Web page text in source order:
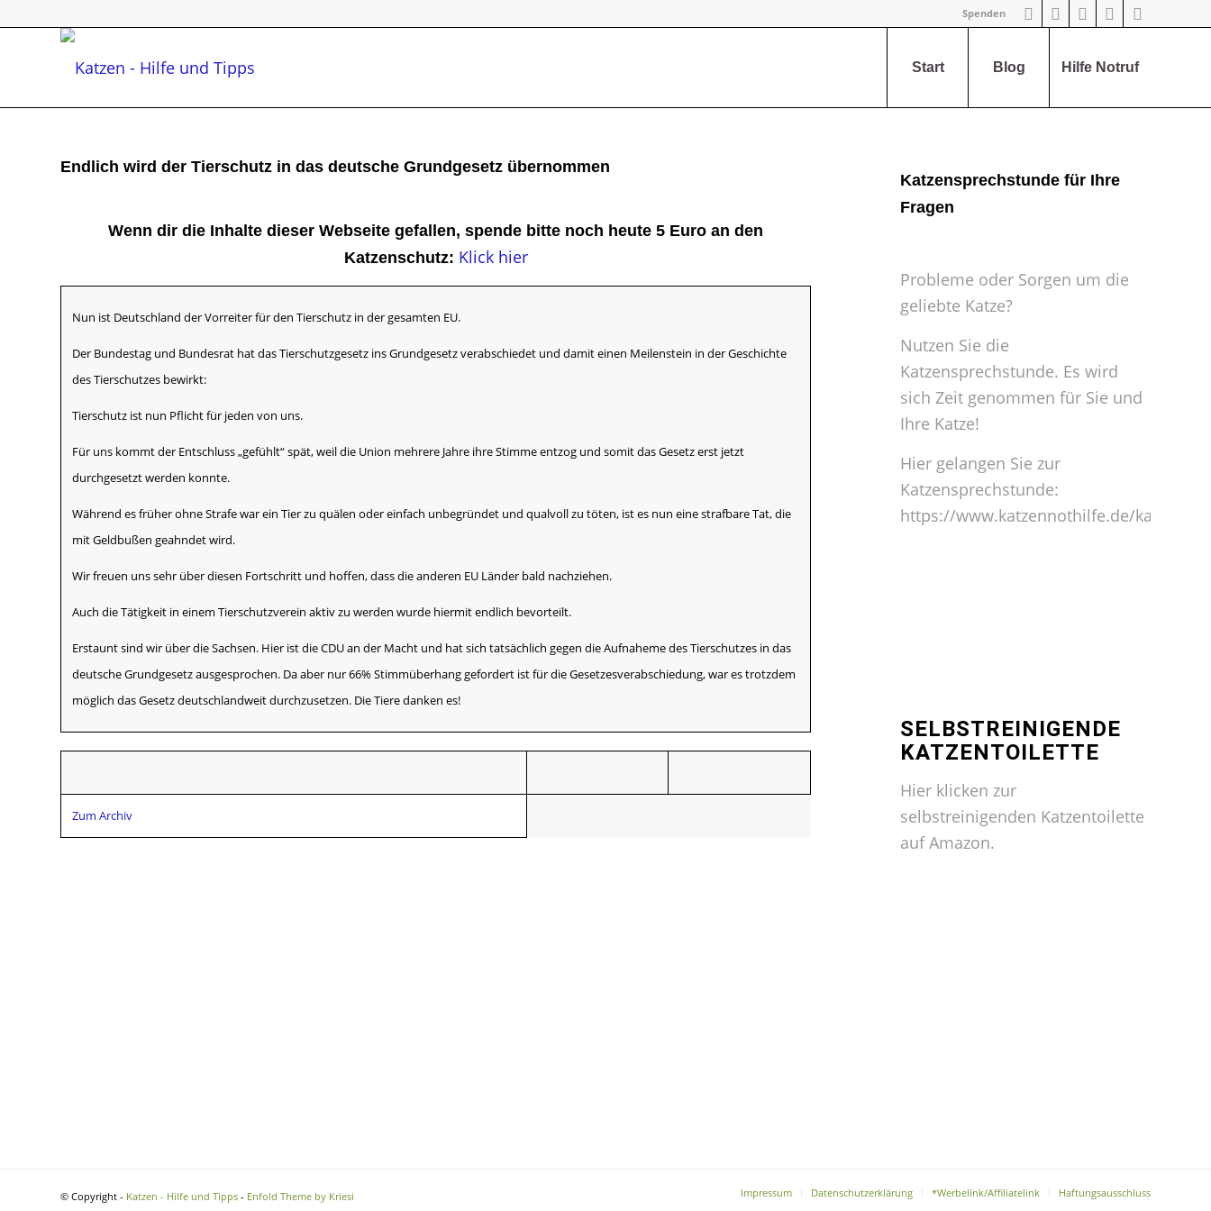
Spenden
Start Blog Hilfe Notruf
Endlich wird der Tierschutz in das deutsche Grundgesetz übernommen
Wenn dir die Inhalte dieser Webseite gefallen, spende bitte noch heute 5 Euro an den
Katzenschutz: Klick hier
Nun ist Deutschland der Vorreiter für den Tierschutz in der gesamten EU.
Der Bundestag und Bundesrat hat das Tierschutzgesetz ins Grundgesetz verabschiedet und damit einen Meilenstein in der Geschichte
des Tierschutzes bewirkt:
Tierschutz ist nun Pflicht für jeden von uns.
Für uns kommt der Entschluss „gefühlt“ spät, weil die Union mehrere Jahre ihre Stimme entzog und somit das Gesetz erst jetzt
durchgesetzt werden konnte.
Während es früher ohne Strafe war ein Tier zu quälen oder einfach unbegründet und qualvoll zu töten, ist es nun eine strafbare Tat, die
mit Geldbußen geahndet wird.
Wir freuen uns sehr über diesen Fortschritt und hoffen, dass die anderen EU Länder bald nachziehen.
Auch die Tätigkeit in einem Tierschutzverein aktiv zu werden wurde hiermit endlich bevorteilt.
Erstaunt sind wir über die Sachsen. Hier ist die CDU an der Macht und hat sich tatsächlich gegen die Aufnaheme des Tierschutzes in das
deutsche Grundgesetz ausgesprochen. Da aber nur 66% Stimmüberhang gefordert ist für die Gesetzesverabschiedung, war es trotzdem
möglich das Gesetz deutschlandweit durchzusetzen. Die Tiere danken es!
Zum Archiv
Katzensprechstunde für Ihre
Fragen
Probleme oder Sorgen um die
geliebte Katze?
Nutzen Sie die
Katzensprechstunde. Es wird
sich Zeit genommen für Sie und
Ihre Katze!
Hier gelangen Sie zur
Katzensprechstunde:
https://www.katzennothilfe.de/
SELBSTREINIGENDE
KATZENTOILETTE
Hier klicken zur
selbstreinigenden Katzentoilette
auf Amazon.
© Copyright - Katzen - Hilfe und Tipps - Enfold Theme by Kriesi Impressum Datenschutzerklärung *Werbelink/Affiliatelink Haftungsausschluss